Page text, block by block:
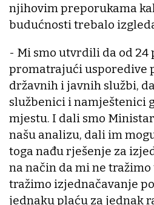
njihovim preporukama
budućnosti trebalo
- Mi smo utvrdili da od 24
promatrajući usporedive
državnih i javnih službi,
službenici i namještenici
mjestu. I dali smo
našu analizu, dali im
toga nađu rješenje za
na način da mi ne
tražimo izjednačavanje
jednaku plaću za jednak